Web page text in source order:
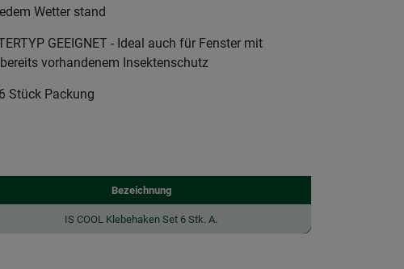
Wetter stand
GEEIGNET - Ideal auch für Fenster mit
vorhandenem Insektenschutz
Stück Packung
Bezeichnung
IS COOL Klebehaken Set 6 Stk. A.